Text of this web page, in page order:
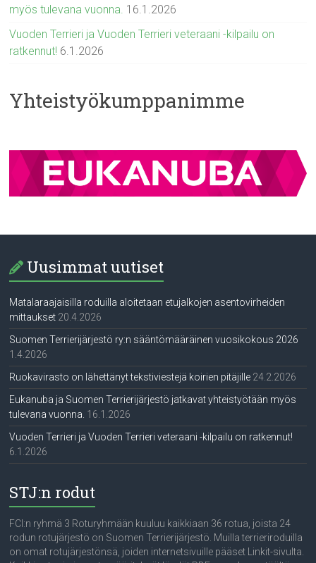
myös tulevana vuonna. 16.1.2026
Vuoden Terrieri ja Vuoden Terrieri veteraani -kilpailu on
ratkennut! 6.1.2026
Yhteistyökumppanimme
Uusimmat uutiset
Matalaraajaisilla roduilla aloitetaan etujalkojen asentovirheiden
mittaukset 20.4.2026
Suomen Terrierijärjestö ry:n sääntömääräinen vuosikokous 2026
1.4.2026
Ruokavirasto on lähettänyt tekstiviestejä koirien pitäjille 24.2.2026
Eukanuba ja Suomen Terrierijärjestö jatkavat yhteistyötään myös
tulevana vuonna. 16.1.2026
Vuoden Terrieri ja Vuoden Terrieri veteraani -kilpailu on ratkennut!
6.1.2026
STJ:n rodut
FCI:n ryhmä 3 Roturyhmään kuuluu kaikkiaan 36 rotua, joista 24
rodun rotujärjestö on Suomen Terrierijärjestö. Muilla terrieriroduilla
on omat rotujärjestönsä, joiden internetsivuille pääset Linkit-sivulta.